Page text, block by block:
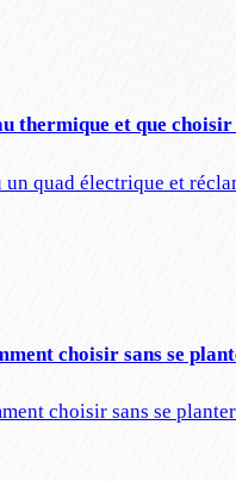
thermique et que choisir
quad électrique et
choisir sans se
choisir sans se